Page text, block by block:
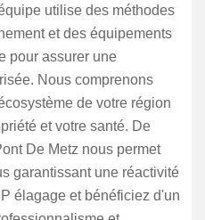
utilise des méthodes
et des équipements
pour assurer une
Nous comprenons
de votre région
et votre santé. De
De Metz nous permet
garantissant une réactivité
élagage et bénéficiez d'un